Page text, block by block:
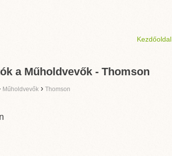
Kezdőoldal
a Műholdvevők - Thomson
Műholdvevők › Thomson